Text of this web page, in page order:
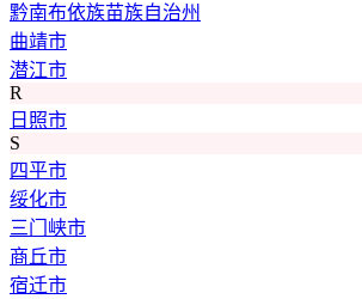
黔南布依族苗族自治州
曲靖市
潜江市
R
日照市
S
四平市
绥化市
三门峡市
商丘市
宿迁市